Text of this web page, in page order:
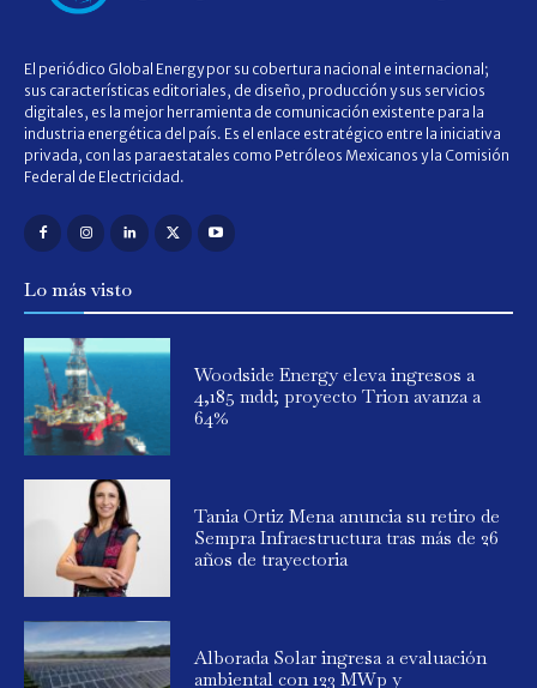
El periódico Global Energy por su cobertura nacional e internacional;
sus características editoriales, de diseño, producción y sus servicios
digitales, es la mejor herramienta de comunicación existente para la
industria energética del país. Es el enlace estratégico entre la iniciativa
privada, con las paraestatales como Petróleos Mexicanos y la Comisión
Federal de Electricidad.
Lo más visto
Woodside Energy eleva ingresos a
4,185 mdd; proyecto Trion avanza a
64%
Tania Ortiz Mena anuncia su retiro de
Sempra Infraestructura tras más de 26
años de trayectoria
Alborada Solar ingresa a evaluación
ambiental con 123 MWp y